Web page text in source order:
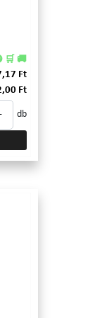
🛒 🚚
Ft
Ft
db